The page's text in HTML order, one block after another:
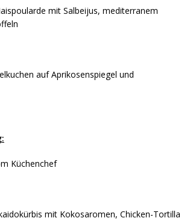
mit Salbeijus, mediterranem
auf Aprikosenspiegel und
Küchenchef
mit Kokosaromen, Chicken-Tortilla